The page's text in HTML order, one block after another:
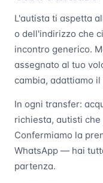
L'autista ti aspetta
o dell'indirizzo che
incontro generico.
assegnato al tuo
cambia, adattiamo
In ogni transfer:
richiesta, autisti
Confermiamo la
WhatsApp — hai
partenza.